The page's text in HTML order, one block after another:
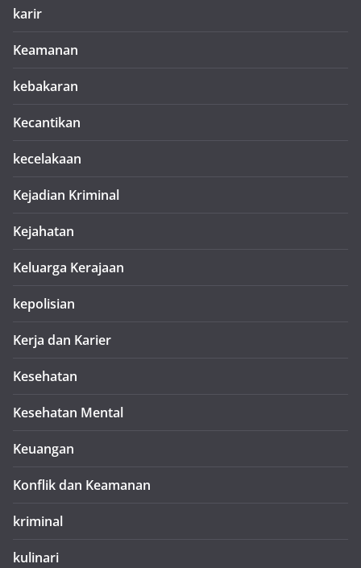
karir
Keamanan
kebakaran
Kecantikan
kecelakaan
Kejadian Kriminal
Kejahatan
Keluarga Kerajaan
kepolisian
Kerja dan Karier
Kesehatan
Kesehatan Mental
Keuangan
Konflik dan Keamanan
kriminal
kulinari